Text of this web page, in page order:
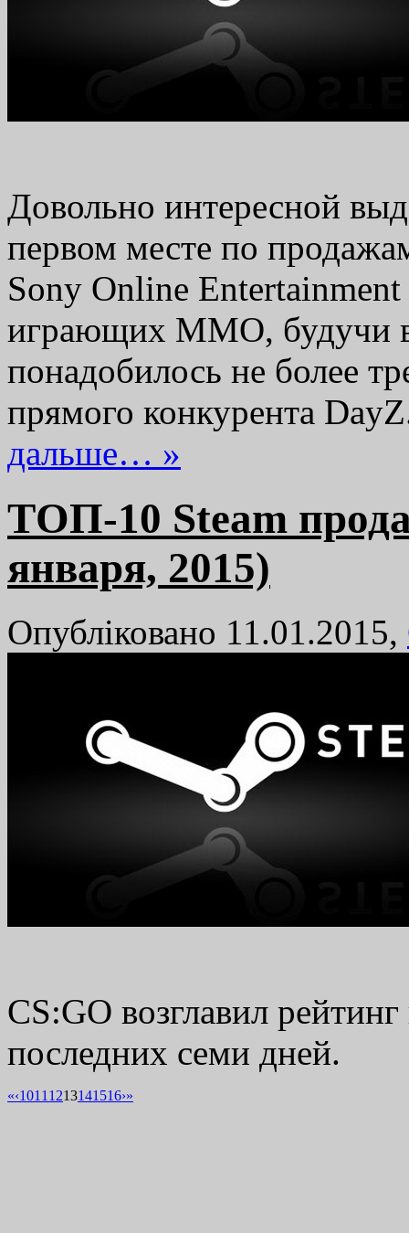
Довольно интересной
первом месте по
Sony Online
играющих ММО, будучи
понадобилось не более
прямого конкурента
дальше… »
TОП-10 Steam
января, 2015)
Опубліковано 11.01.2015,
CS:GO возглавил
последних семи дней.
«‹1011 1213141516›»